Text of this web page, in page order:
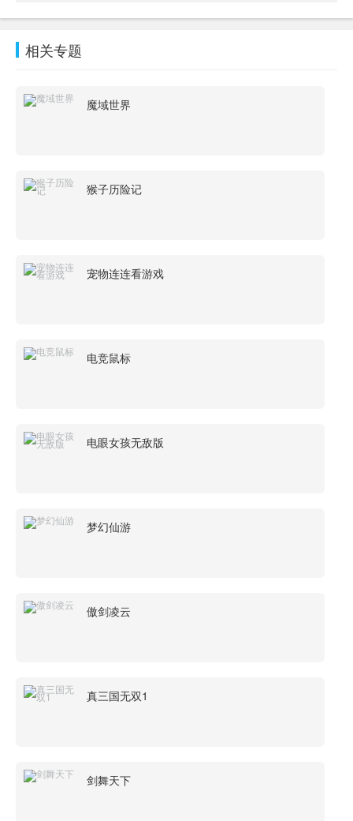
相关专题
魔域世界
猴子历险记
宠物连连看游戏
电竞鼠标
电眼女孩无敌版
梦幻仙游
傲剑凌云
真三国无双1
剑舞天下